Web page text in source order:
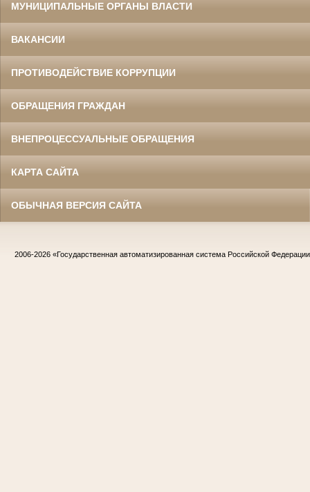
МУНИЦИПАЛЬНЫЕ ОРГАНЫ ВЛАСТИ
ВАКАНСИИ
ПРОТИВОДЕЙСТВИЕ КОРРУПЦИИ
ОБРАЩЕНИЯ ГРАЖДАН
ВНЕПРОЦЕССУАЛЬНЫЕ ОБРАЩЕНИЯ
КАРТА САЙТА
ОБЫЧНАЯ ВЕРСИЯ САЙТА
2006-2026 «Государственная автоматизированная система Российской